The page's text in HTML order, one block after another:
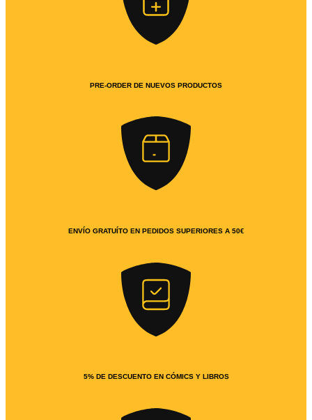
PRE-ORDER DE NUEVOS PRODUCTOS
ENVÍO GRATUÍTO EN PEDIDOS SUPERIORES A 50€
5% DE DESCUENTO EN CÓMICS Y LIBROS